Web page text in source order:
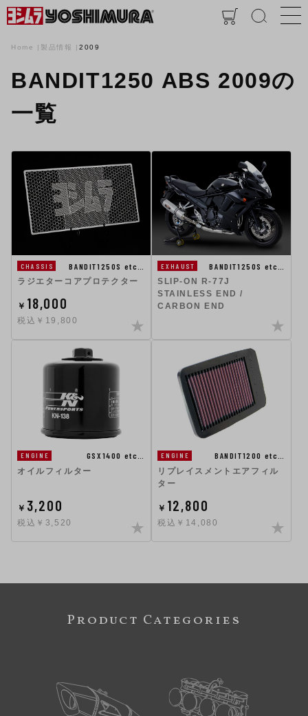
Home 製品情報 2009
BANDIT1250 ABS 2009の
一覧
CHASSIS
BANDIT1250S etc…
ラジエターコアプロテクター
￥ 18,000
税込￥19,800
EXHAUST
BANDIT1250S etc…
SLIP-ON R-77J
STAINLESS END /
CARBON END
ENGINE
GSX1400 etc…
オイルフィルター
￥ 3,200
税込￥3,520
ENGINE
BANDIT1200 etc…
リプレイスメントエアフィル
ター
￥ 12,800
税込￥14,080
Product Categories